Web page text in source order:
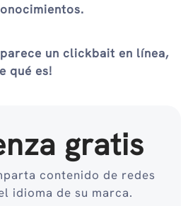
un clickbait en línea,
qué es!
gratis
contenido de redes
idioma de su marca.